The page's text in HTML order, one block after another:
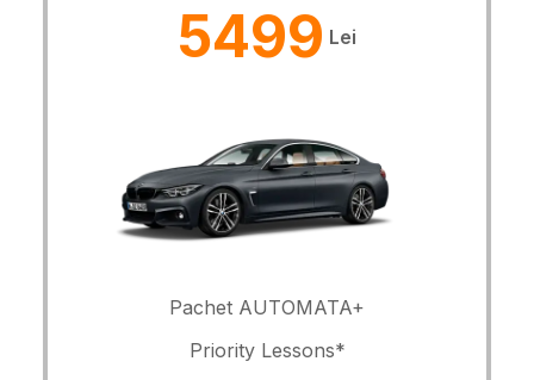
5499 Lei
Pachet AUTOMATA+
Priority Lessons*